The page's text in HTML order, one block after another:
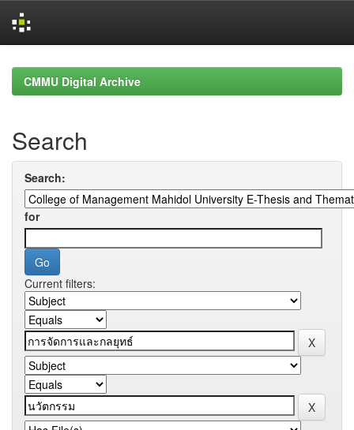
navigationCMMU Digital Archive
Search
Search:
for
Current filters: